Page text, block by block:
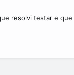
resolvi testar e